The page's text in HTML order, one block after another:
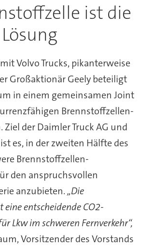
ist die
Volvo Trucks, pikanterweise
Großaktionär Geely beteiligt
in einem gemeinsamen Joint
Brennstoffzellen-
Ziel der Daimler Truck AG und
es, in der zweiten Hälfte des
Brennstoffzellen-
den anspruchsvollen
anzubieten.„Die
entscheidende CO2-
Lkw im schweren Fernverkehr“,
Vorsitzender des Vorstands